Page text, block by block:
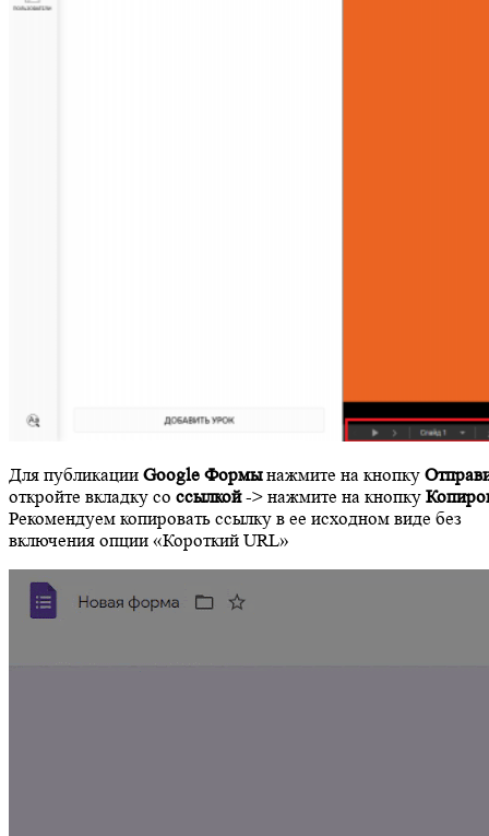
Для публикации Google Формынажмите на кнопку
откройте вкладку со ссылкой-> нажмите на кнопку
Рекомендуем копировать ссылку в ее исходном виде без
включения опции «Короткий URL»